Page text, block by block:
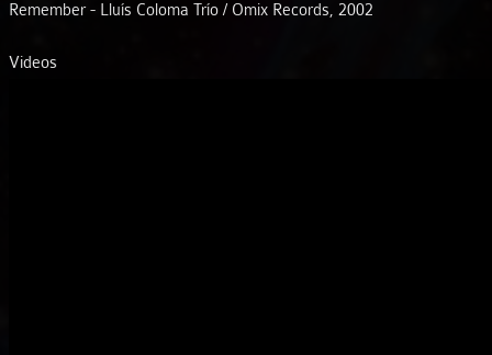
Remember - Lluís Coloma Trío / Omix Records, 2002
Videos